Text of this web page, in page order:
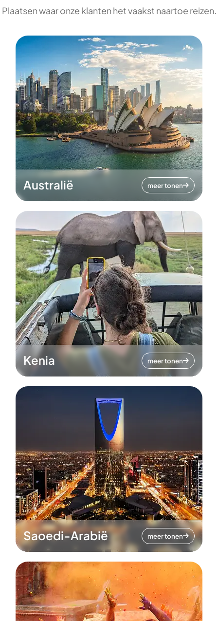
Plaatsen waar onze klanten het vaakst naartoe reizen.
Australië meer tonen
Kenia meer tonen
Saoedi-Arabië meer tonen